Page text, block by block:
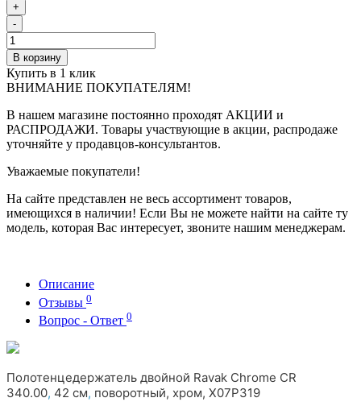
+
-
В корзину
Купить в 1 клик
ВНИМАНИЕ ПОКУПАТЕЛЯМ!
В нашем магазине постоянно проходят АКЦИИ и
РАСПРОДАЖИ. Товары участвующие в акции, распродаже
уточняйте у продавцов-консультантов.
Уважаемые покупатели!
На сайте представлен не весь ассортимент товаров,
имеющихся в наличии! Если Вы не можете найти на сайте ту
модель, которая Вас интересует, звоните нашим менеджерам.
Описание
Отзывы 0
Вопрос - Ответ 0
Полотенцедержатель двойной Ravak Chrome CR
340.00, 42 см, поворотный, хром, X07P319